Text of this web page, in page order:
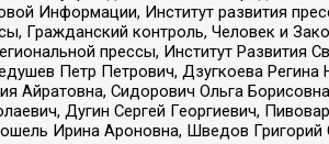
Информации, Институт развития
Гражданский контроль, Человек и
прессы, Институт
Петр Петрович, Дзугкоева
Айратовна, Сидорович Ольга
Дугин Сергей Георгиевич,
Ирина Ароновна, Шведов Григорий